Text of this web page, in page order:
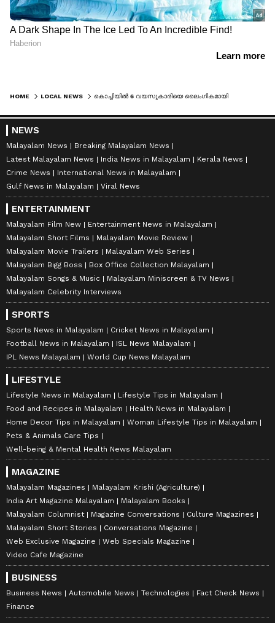
HOME LOCAL NEWS
NEWS
Malayalam News
Breaking Malayalam News
Latest Malayalam News
India News in Malayalam
Kerala News
Crime News
International News in Malayalam
Gulf News in Malayalam
Viral News
ENTERTAINMENT
Malayalam Film New
Entertainment News in Malayalam
Malayalam Short Films
Malayalam Movie Review
Malayalam Movie Trailers
Malayalam Web Series
Malayalam Bigg Boss
Box Office Collection Malayalam
Malayalam Songs & Music
Malayalam Miniscreen & TV News
Malayalam Celebrity Interviews
SPORTS
Sports News in Malayalam
Cricket News in Malayalam
Football News in Malayalam
ISL News Malayalam
IPL News Malayalam
World Cup News Malayalam
LIFESTYLE
Lifestyle News in Malayalam
Lifestyle Tips in Malayalam
Food and Recipes in Malayalam
Health News in Malayalam
Home Decor Tips in Malayalam
Woman Lifestyle Tips in Malayalam
Pets & Animals Care Tips
Well-being & Mental Health News Malayalam
MAGAZINE
Malayalam Magazines
Malayalam Krishi (Agriculture)
India Art Magazine Malayalam
Malayalam Books
Malayalam Columnist
Magazine Conversations
Culture Magazines
Malayalam Short Stories
Conversations Magazine
Web Exclusive Magazine
Web Specials Magazine
Video Cafe Magazine
BUSINESS
Business News Automobile News Technologies
Fact Check News
Finance